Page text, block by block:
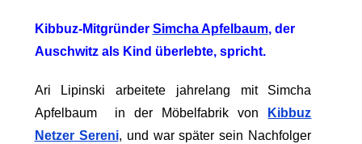
Kibbuz-Mitgründer Simcha Apfelbaum, der
Auschwitz als Kind überlebte, spricht.
Ari Lipinski arbeitete jahrelang mit Simcha
Apfelbaum in der Möbelfabrik von
Kibbuz
Netzer Sereni, und war später sein Nachfolger